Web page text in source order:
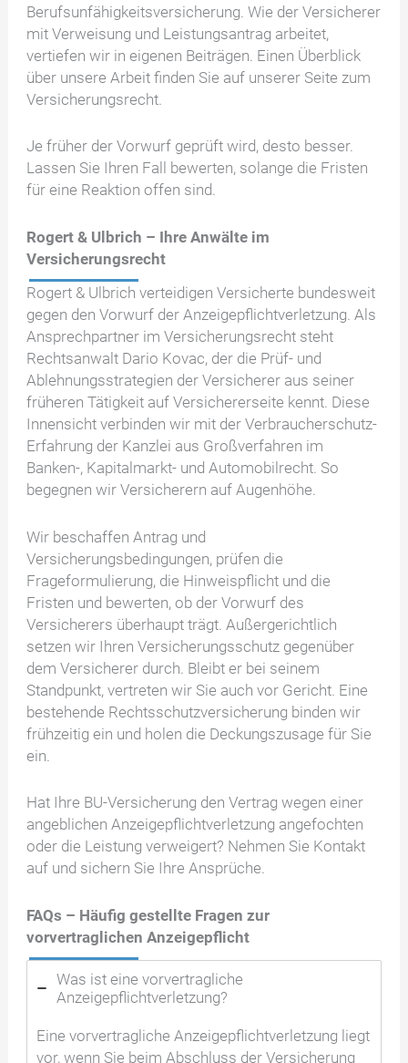
Berufsunfähigkeitsversicherung. Wie der Versicherer
mit Verweisung und Leistungsantrag arbeitet,
vertiefen wir in eigenen Beiträgen. Einen Überblick
über unsere Arbeit finden Sie auf unserer Seite zum
Versicherungsrecht.
Je früher der Vorwurf geprüft wird, desto besser.
Lassen Sie Ihren Fall bewerten, solange die Fristen
für eine Reaktion offen sind.
Rogert & Ulbrich – Ihre Anwälte im
Versicherungsrecht
Rogert & Ulbrich verteidigen Versicherte bundesweit
gegen den Vorwurf der Anzeigepflichtverletzung. Als
Ansprechpartner im Versicherungsrecht steht
Rechtsanwalt Dario Kovac, der die Prüf- und
Ablehnungsstrategien der Versicherer aus seiner
früheren Tätigkeit auf Versichererseite kennt. Diese
Innensicht verbinden wir mit der Verbraucherschutz-
Erfahrung der Kanzlei aus Großverfahren im
Banken-, Kapitalmarkt- und Automobilrecht. So
begegnen wir Versicherern auf Augenhöhe.
Wir beschaffen Antrag und
Versicherungsbedingungen, prüfen die
Frageformulierung, die Hinweispflicht und die
Fristen und bewerten, ob der Vorwurf des
Versicherers überhaupt trägt. Außergerichtlich
setzen wir Ihren Versicherungsschutz gegenüber
dem Versicherer durch. Bleibt er bei seinem
Standpunkt, vertreten wir Sie auch vor Gericht. Eine
bestehende Rechtsschutzversicherung binden wir
frühzeitig ein und holen die Deckungszusage für Sie
ein.
Hat Ihre BU-Versicherung den Vertrag wegen einer
angeblichen Anzeigepflichtverletzung angefochten
oder die Leistung verweigert? Nehmen Sie Kontakt
auf und sichern Sie Ihre Ansprüche.
FAQs – Häufig gestellte Fragen zur
vorvertraglichen Anzeigepflicht
Was ist eine vorvertragliche
Anzeigepflichtverletzung?
Eine vorvertragliche Anzeigepflichtverletzung liegt
vor, wenn Sie beim Abschluss der Versicherung